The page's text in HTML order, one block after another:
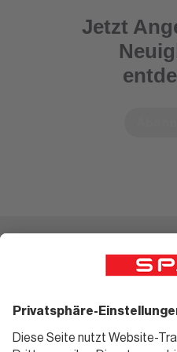
Jetzt
SPAR Friends
Standorte